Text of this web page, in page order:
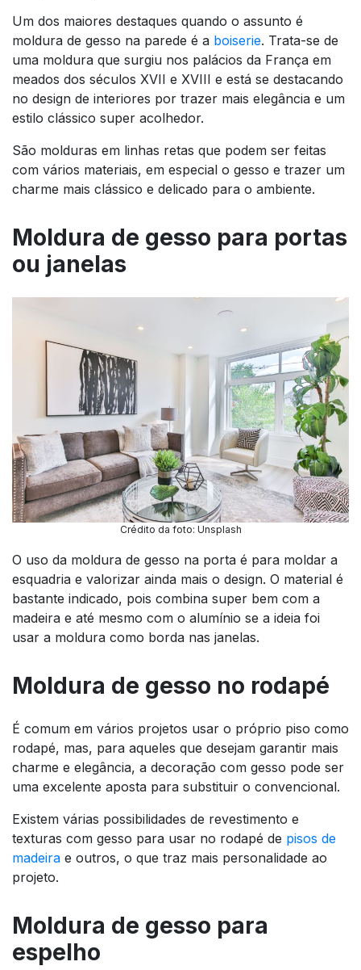
Um dos maiores destaques quando o assunto é
moldura de gesso na parede é a boiserie. Trata-se de
uma moldura que surgiu nos palácios da França em
meados dos séculos XVII e XVIII e está se destacando
no design de interiores por trazer mais elegância e um
estilo clássico super acolhedor.
São molduras em linhas retas que podem ser feitas
com vários materiais, em especial o gesso e trazer um
charme mais clássico e delicado para o ambiente.
Moldura de gesso para portas
ou janelas
Crédito da foto: Unsplash
O uso da moldura de gesso na porta é para moldar a
esquadria e valorizar ainda mais o design. O material é
bastante indicado, pois combina super bem com a
madeira e até mesmo com o alumínio se a ideia foi
usar a moldura como borda nas janelas.
Moldura de gesso no rodapé
É comum em vários projetos usar o próprio piso como
rodapé, mas, para aqueles que desejam garantir mais
charme e elegância, a decoração com gesso pode ser
uma excelente aposta para substituir o convencional.
Existem várias possibilidades de revestimento e
texturas com gesso para usar no rodapé de pisos de
madeira e outros, o que traz mais personalidade ao
projeto.
Moldura de gesso para
espelho